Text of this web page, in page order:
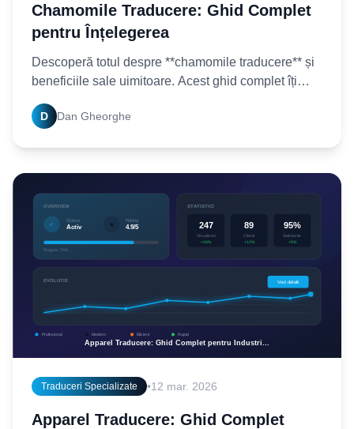
Chamomile Traducere: Ghid Complet
pentru Înțelegerea
Descoperă totul despre **chamomile traducere** și
beneficiile sale uimitoare. Acest ghid complet îți
deplin
D Dan Gheorghe
Traduceri Specializate •12 mar. 2026
Apparel Traducere: Ghid Complet